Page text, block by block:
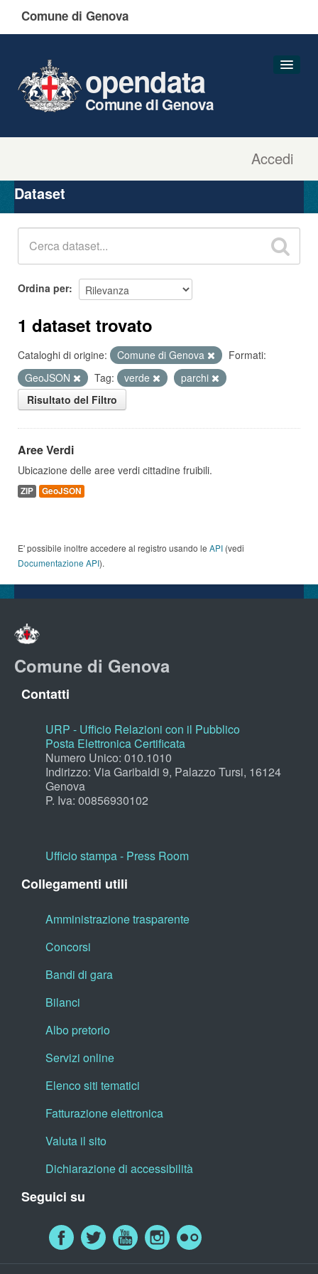
Comune di Genova
Accedi
opendata
Comune di Genova
Organizzazioni
Gruppi
Dataset
Ordina per
1 dataset trovato
Cataloghi di origine: Comune di Genova
Formati:
GeoJSON
Tag: verde
parchi
Risultato del Filtro
Aree Verdi
Ubicazione delle aree verdi cittadine fruibili.
ZIP GeoJSON
E' possibile inoltre accedere al registro usando le API (vedi
Documentazione API).
Comune di Genova
Contatti
URP - Ufficio Relazioni con il Pubblico
Posta Elettronica Certificata
Numero Unico: 010.1010
Indirizzo: Via Garibaldi 9, Palazzo Tursi, 16124
Genova
P. Iva: 00856930102
Ufficio stampa - Press Room
Collegamenti utili
Amministrazione trasparente
Concorsi
Bandi di gara
Bilanci
Albo pretorio
Servizi online
Elenco siti tematici
Fatturazione elettronica
Valuta il sito
Dichiarazione di accessibilità
Seguici su